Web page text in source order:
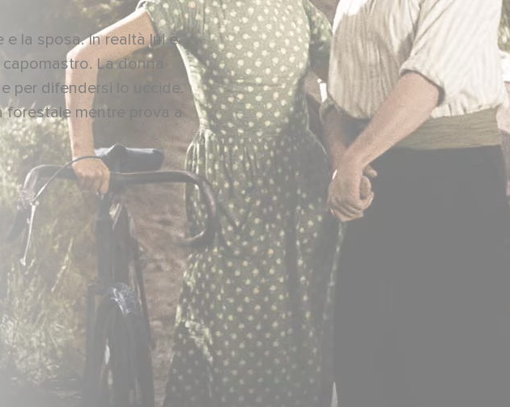
la sposa. In realtà lui è
La donna
per difendersi lo uccide.
forestale mentre prova a